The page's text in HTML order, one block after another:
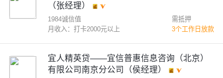
（张经理）
1984诚信值
月收入：打卡2000元以上
需抵押
3个工作日放款
宜人精英贷——宜信普惠信息咨询（北京）
有限公司南京分公司（侯经理）